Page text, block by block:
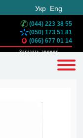
Укр Eng
(044) 223 38 55
(050) 173 51 81
(066) 677 01 14
Заказать звонок